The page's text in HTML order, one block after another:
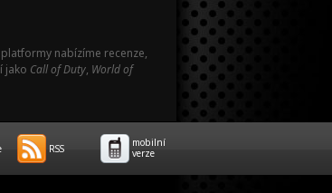
platformy nabízíme recenze,
jako Call of Duty, World of
RSS
mobilní
verze